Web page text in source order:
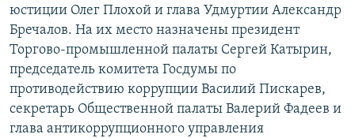
юстиции Олег Плохой и глава Удмуртии Александр
Бречалов. На их место назначены президент
Торгово-промышленной палаты Сергей Катырин,
председатель комитета Госдумы по
противодействию коррупции Василий Пискарев,
секретарь Общественной палаты Валерий Фадеев и
глава антикоррупционного управления